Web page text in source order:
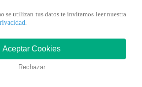
te puede
se utilizan tus datos te invitamos leer nuestra
.
Aceptar Cookies
Rechazar